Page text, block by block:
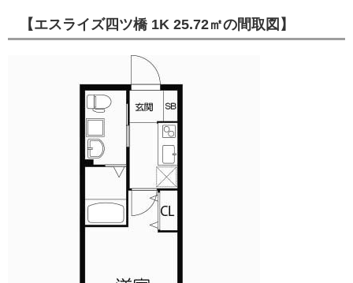
【エスライズ四ツ橋 1K 25.72㎡の間取図】